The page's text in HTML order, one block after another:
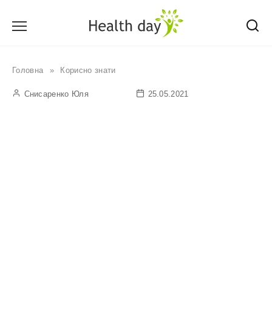
Головна » Корисно знати
Снисаренко Юля 25.05.2021